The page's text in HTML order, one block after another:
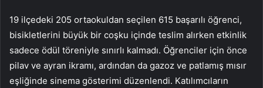
19 ilçedeki 205 ortaokuldan seçilen 615 başarılı öğrenci,
bisikletlerini büyük bir coşku içinde teslim alırken etkinlik
sadece ödül töreniyle sınırlı kalmadı. Öğrenciler için önce
pilav ve ayran ikramı, ardından da gazoz ve patlamış mısır
eşliğinde sinema gösterimi düzenlendi. Katılımcıların